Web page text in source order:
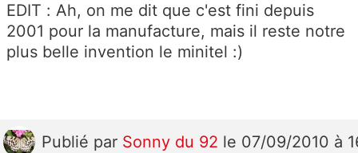
EDIT : Ah, on me dit que c'est fini depuis
2001 pour la manufacture, mais il reste notre
plus belle invention le minitel :)
Publié par Sonny du 92 le 07/09/2010 à